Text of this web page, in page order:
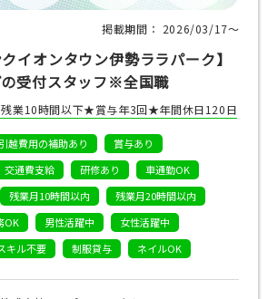
掲載期間： 2026/03/17〜
クイオンタウン伊勢ララパーク】
受付スタッフ※全国職
残業10時間以下★賞与年3回★年間休日120日
引越費用の補助あり
賞与あり
交通費支給 研修あり
車通勤OK
残業月10時間以内
残業月20時間以内
OK 男性活躍中
女性活躍中
キル不要 制服貸与 ネイルOK